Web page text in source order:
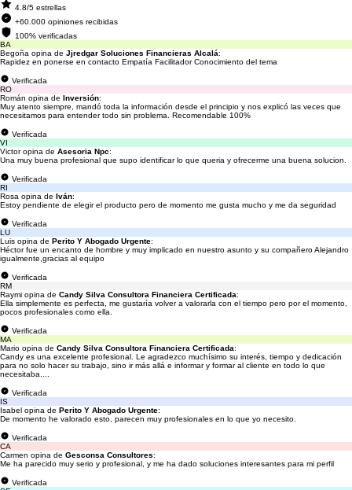
4.8/5 estrellas
+60.000 opiniones recibidas
100% verificadas
BA
Begoña opina de Jjredgar Soluciones Financieras Alcalá:
Rapidez en ponerse en contacto Empatía Facilitador Conocimiento del tema
Verificada
RO
Román opina de Inversión:
Muy atento siempre, mandó toda la información desde el principio y nos explicó las veces que
necesitamos para entender todo sin problema. Recomendable 100%
Verificada
VI
Victor opina de Asesoria Npc:
Una muy buena profesional que supo identificar lo que queria y ofrecerme una buena solucion.
Verificada
RI
Rosa opina de Iván:
Estoy pendiente de elegir el producto pero de momento me gusta mucho y me da seguridad
Verificada
LU
Luis opina de Perito Y Abogado Urgente:
Héctor fue un encanto de hombre y muy implicado en nuestro asunto y su compañero Alejandro
igualmente,gracias al equipo
Verificada
RM
Raymi opina de Candy Silva Consultora Financiera Certificada:
Ella simplemente es perfecta, me gustaría volver a valorarla con el tiempo pero por el momento,
pocos profesionales como ella.
Verificada
MA
Mario opina de Candy Silva Consultora Financiera Certificada:
Candy es una excelente profesional. Le agradezco muchísimo su interés, tiempo y dedicación
para no solo hacer su trabajo, sino ir más allá e informar y formar al cliente en todo lo que
necesitaba....
Verificada
IS
Isabel opina de Perito Y Abogado Urgente:
De momento he valorado esto, parecen muy profesionales en lo que yo necesito.
Verificada
CA
Carmen opina de Gesconsa Consultores:
Me ha parecido muy serio y profesional, y me ha dado soluciones interesantes para mi perfil
Verificada